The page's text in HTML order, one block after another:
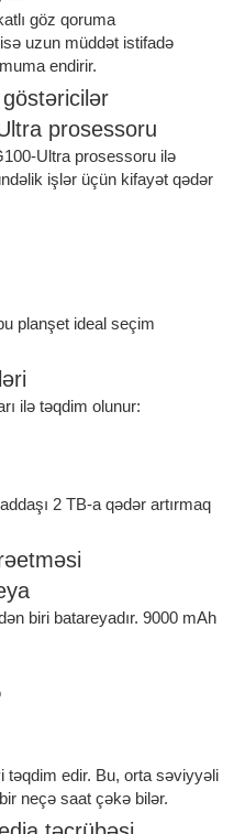
göz qoruma
uzun müddət istifadə
endirir.
prosessoru
Ultra prosessoru ilə
işlər üçün kifayət qədər
planşet ideal seçim
ilə təqdim olunur:
2 TB-a qədər artırmaq
biri batareyadır. 9000 mAh
təqdim edir. Bu, orta səviyyəli
neçə saat çəkə bilər.